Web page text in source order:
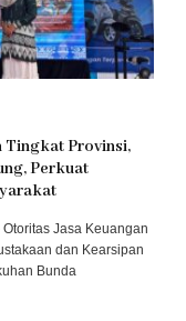
Tingkat Provinsi,
Perkuat
Jasa Keuangan
dan Kearsipan
Bunda